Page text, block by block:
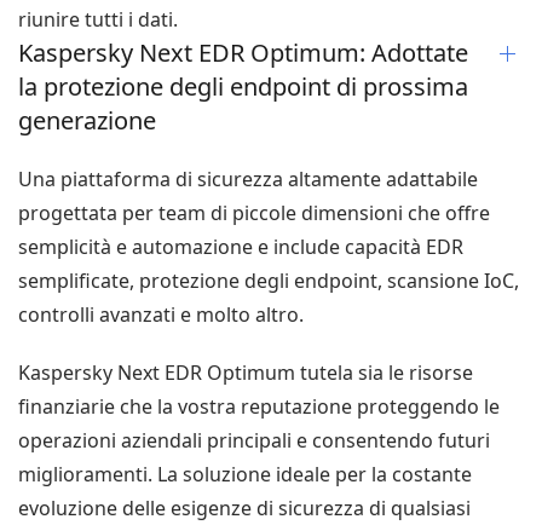
riunire tutti i dati.
Kaspersky Next EDR Optimum: Adottate
la protezione degli endpoint di prossima
generazione
Una piattaforma di sicurezza altamente adattabile
progettata per team di piccole dimensioni che offre
semplicità e automazione e include capacità EDR
semplificate, protezione degli endpoint, scansione IoC,
controlli avanzati e molto altro.
Kaspersky Next EDR Optimum tutela sia le risorse
finanziarie che la vostra reputazione proteggendo le
operazioni aziendali principali e consentendo futuri
miglioramenti. La soluzione ideale per la costante
evoluzione delle esigenze di sicurezza di qualsiasi